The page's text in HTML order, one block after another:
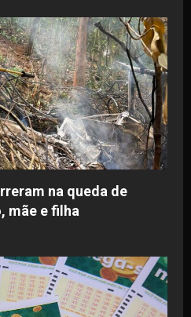
na queda de
mãe e filha